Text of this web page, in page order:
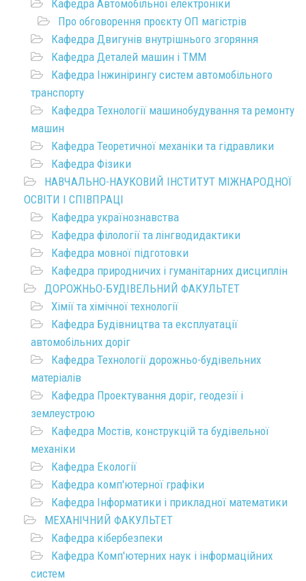
Кафедра Автомобільної електроніки
Про обговорення проєкту ОП магістрів
Кафедра Двигунів внутрішнього згоряння
Кафедра Деталей машин і ТММ
Кафедра Інжинірингу систем автомобільного
транспорту
Кафедра Технології машинобудування та ремонту
машин
Кафедра Теоретичної механіки та гідравлики
Кафедра Фізики
НАВЧАЛЬНО-НАУКОВИЙ ІНСТИТУТ МІЖНАРОДНОЇ
ОСВІТИ І СПІВПРАЦІ
Кафедра українознавства
Кафедра філології та лінгводидактики
Кафедра мовної підготовки
Кафедра природничих і гуманітарних дисциплін
ДОРОЖНЬО-БУДІВЕЛЬНИЙ ФАКУЛЬТЕТ
Хімії та хімічної технології
Кафедра Будівництва та експлуатації
автомобільних доріг
Кафедра Технології дорожньо-будівельних
матеріалів
Кафедра Проектування доріг, геодезії і
землеустрою
Кафедра Мостів, конструкцій та будівельної
механіки
Кафедра Екології
Кафедра комп'ютерної графіки
Кафедра Інформатики і прикладної математики
МЕХАНІЧНИЙ ФАКУЛЬТЕТ
Кафедра кібербезпеки
Кафедра Комп'ютерних наук і інформаційних
систем